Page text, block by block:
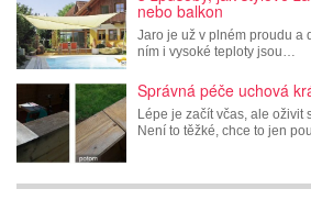
nebo balkon
Jaro je už v plném proudu a
ním i vysoké teploty jsou…
Správná péče uchová
Lépe je začít včas, ale oživit
Není to těžké, chce to jen